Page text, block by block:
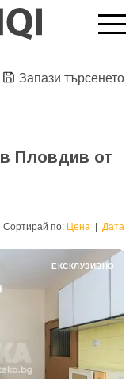
Запази търсенето
Пловдив от
Сортирай по: Цена Дата
ЕКСКЛУЗИВНО